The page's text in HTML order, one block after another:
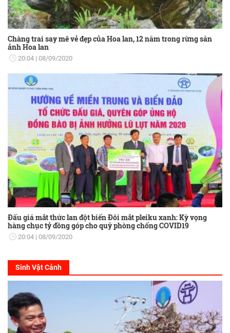
Chàng trai say mê vẻ đẹp của Hoa lan, 12 năm trong rừng săn
ảnh Hoa lan
20:04 08/09/2020
Đấu giá mắt thức lan đột biến Đôi mắt pleiku xanh: Kỳ vọng
hàng chục tỷ đồng góp cho quỹ phòng chống COVID19
20:04 08/09/2020
Sinh Vật Cảnh